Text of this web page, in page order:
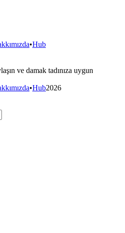
•Hub
ve damak tadınıza uygun
•Hub2026